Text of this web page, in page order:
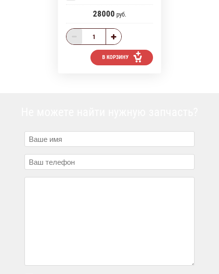
28000 руб.
В КОРЗИНУ